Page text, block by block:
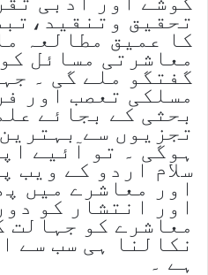
تحقیق
کا عمیق مطالعہ
معاشرتی مسائل
گفتگو ملے گی ۔
مسلکی تعصب اور
بحثی کے بجائے
تجزیوں سے
ہوگی ۔ تو آئیے
سلام اردو کے ویب
اور معاشرے میں
اور انتشار کو
معاشرے کو جہالت
نکالنا ہی سب سے
ہے ۔